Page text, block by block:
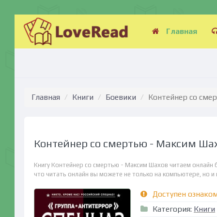
Главная
Главная Книги Боевики Контейнер со
Контейнер со смертью - Максим
Книгу Контейнер со смертью - Максим Шахов читаем
что читать онлайн вы можете не только на компьютере, но
Доступен
Категория: Книги